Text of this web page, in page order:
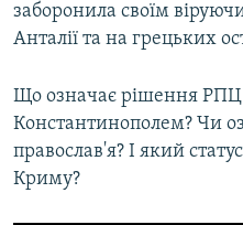
Усі сайти RFE/RL
заборонила своїм
Анталії та на грецьких
Що означає рішення РПЦ
Константинополем? Чи
православ'я? І який
Криму?